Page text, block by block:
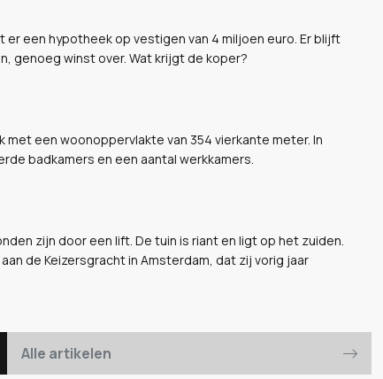
er een hypotheek op vestigen van 4 miljoen euro. Er blijft
genoeg winst over. Wat krijgt de koper?
een woonoppervlakte van 354 vierkante meter. In
badkamers en een aantal werkkamers.
zijn door een lift. De tuin is riant en ligt op het zuiden.
aan de Keizersgracht in Amsterdam, dat zij vorig jaar
Alle artikelen